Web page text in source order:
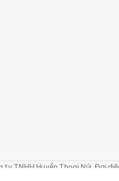
TNHH Huyền Thoại Núi. Đại